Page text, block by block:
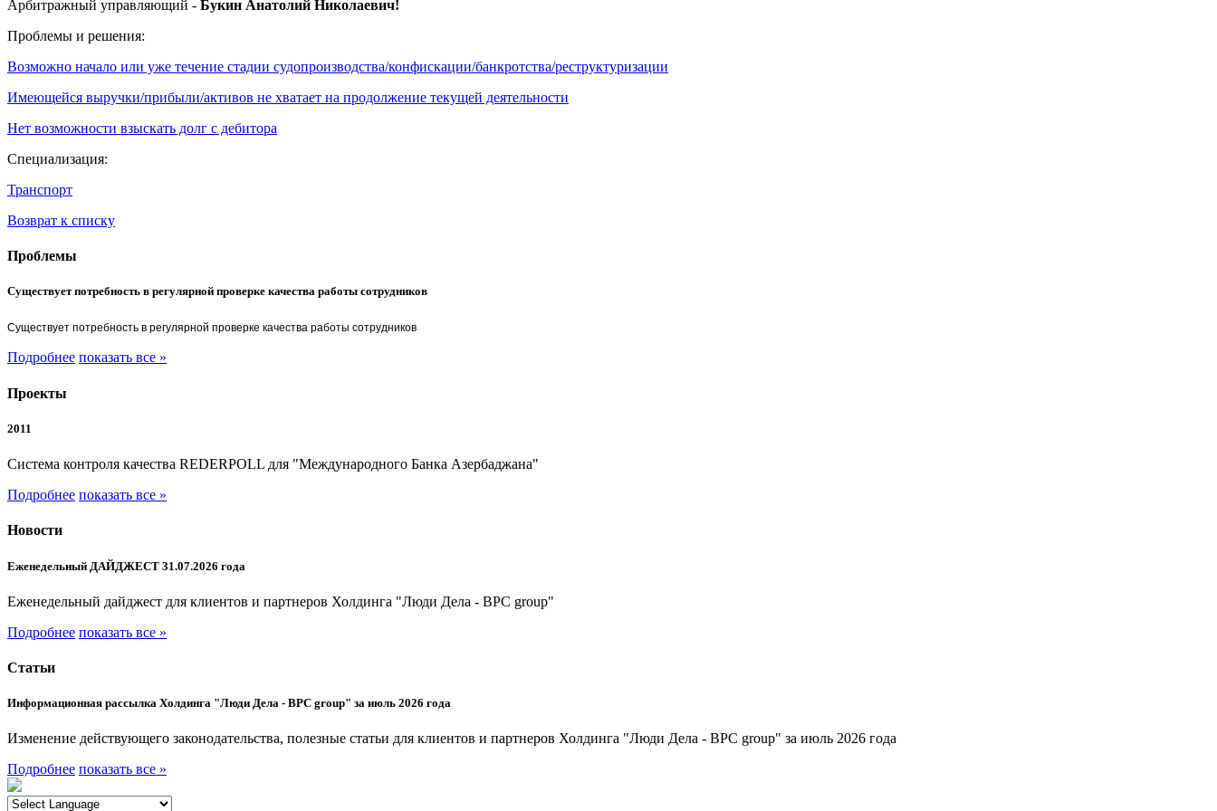
Арбитражный управляющий - Букин Анатолий Николаевич!
Проблемы и решения:
Возможно начало или уже течение стадии судопроизводства/конфискации/банкротства/реструктуризации
Имеющейся выручки/прибыли/активов не хватает на продолжение текущей деятельности
Нет возможности взыскать долг с дебитора
Специализация:
Транспорт
Возврат к списку
Проблемы
Существует потребность в регулярной проверке качества работы сотрудников
Существует потребность в регулярной проверке качества работы сотрудников
Подробнее показать все »
Проекты
2011
Система контроля качества REDERPOLL для "Международного Банка Азербаджана"
Подробнее показать все »
Новости
Еженедельный ДАЙДЖЕСТ 31.07.2026 года
Еженедельный дайджест для клиентов и партнеров Холдинга "Люди Дела - BPC group"
Подробнее показать все »
Статьи
Информационная рассылка Холдинга "Люди Дела - BPC group" за июль 2026 года
Изменение действующего законодательства, полезные статьи для клиентов и партнеров Холдинга "Люди Дела - BPC group" за июль 2026 года
Подробнее показать все »